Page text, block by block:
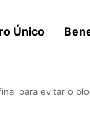
Único
para evitar o